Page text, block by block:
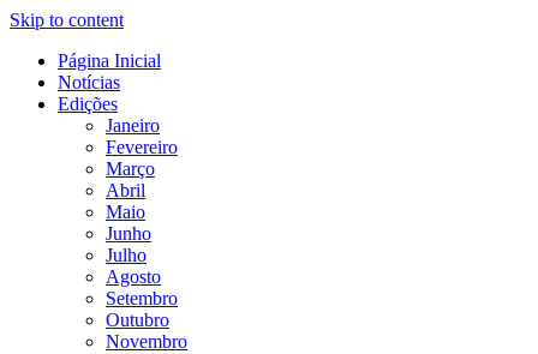
Skip to content
É Ribatejo – Revista Social
Online
Revista Social Online
Página Inicial
Notícias
Edições
Janeiro
Fevereiro
Março
Abril
Maio
Junho
Julho
Agosto
Setembro
Outubro
Novembro